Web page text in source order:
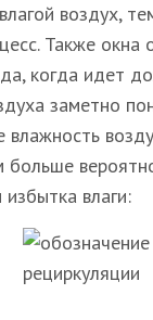
воздух,
Также окна
когда идет
заметно
больше
влаги: